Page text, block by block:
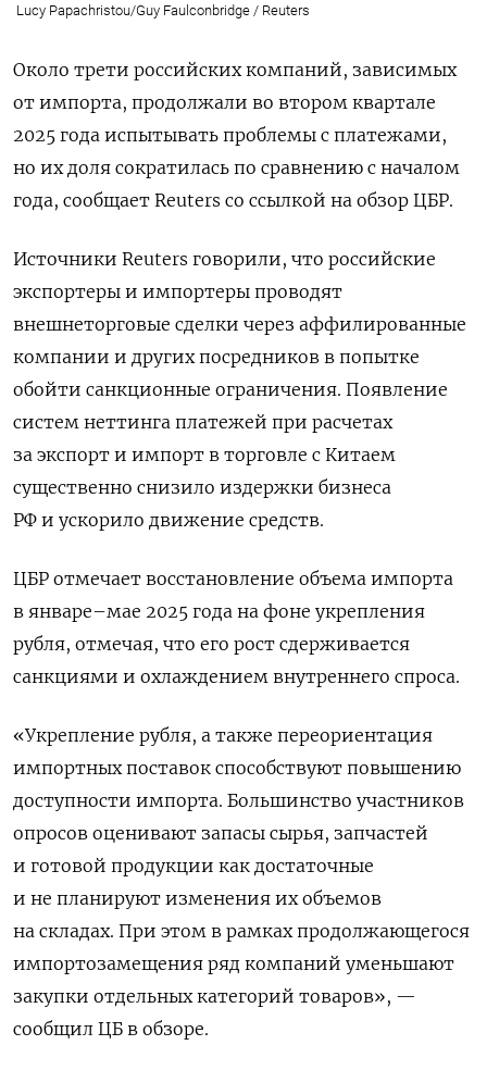
Lucy Papachristou/Guy Faulconbridge / Reuters
Около трети российских компаний, зависимых
от импорта, продолжали во втором квартале
2025 года испытывать проблемы с платежами,
но их доля сократилась по сравнению с началом
года, сообщает Reuters со ссылкой на обзор ЦБР.
Источники Reuters говорили, что российские
экспортеры и импортеры проводят
внешнеторговые сделки через аффилированные
компании и других посредников в попытке
обойти санкционные ограничения. Появление
систем неттинга платежей при расчетах
за экспорт и импорт в торговле с Китаем
существенно снизило издержки бизнеса
РФ и ускорило движение средств.
ЦБР отмечает восстановление объема импорта
в январе–мае 2025 года на фоне укрепления
рубля, отмечая, что его рост сдерживается
санкциями и охлаждением внутреннего спроса.
«Укрепление рубля, а также переориентация
импортных поставок способствуют повышению
доступности импорта. Большинство участников
опросов оценивают запасы сырья, запчастей
и готовой продукции как достаточные
и не планируют изменения их объемов
на складах. При этом в рамках продолжающегося
импортозамещения ряд компаний уменьшают
закупки отдельных категорий товаров», —
сообщил ЦБ в обзоре.